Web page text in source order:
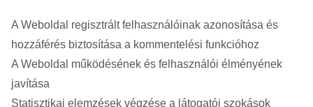
A Weboldal regisztrált felhasználóinak azonosítása és
hozzáférés biztosítása a kommentelési funkcióhoz
A Weboldal működésének és felhasználói élményének
javítása
Statisztikai elemzések végzése a látogatói szokások